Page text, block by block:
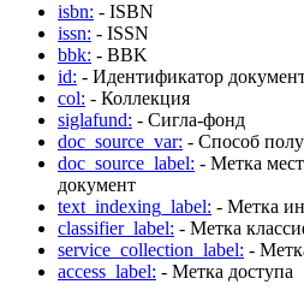
isbn: - ISBN
issn: - ISSN
bbk: - BBK
id: - Идентификатор
col: - Коллекция
siglafund: - Сигла-фонд
doc_source_var: - Способ
doc_source_label: - Метка
документ
text_indexing_label: - Метка
classifier_label: - Метка
service_collection_label: -
access_label: - Метка доступа